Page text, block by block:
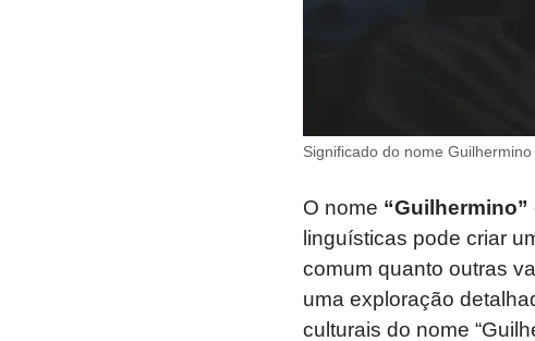
Significado do nome Guilhermino
O nome “Guilhermino”
linguísticas pode criar
comum quanto outras
uma exploração
culturais do nome